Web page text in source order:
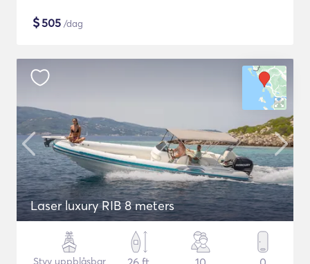
$505 /dag
Laser luxury RIB 8 meters
Styv uppblåsbar